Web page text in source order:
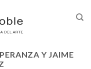
Y JAIME